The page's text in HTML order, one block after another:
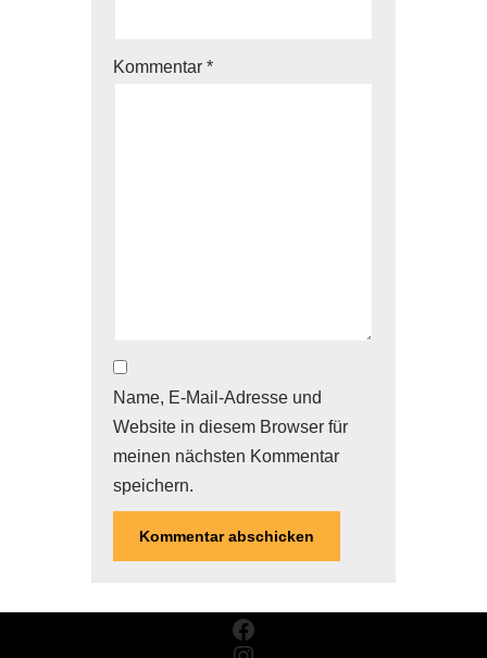
Kommentar *
Name, E-Mail-Adresse und
Website in diesem Browser für
meinen nächsten Kommentar
speichern.